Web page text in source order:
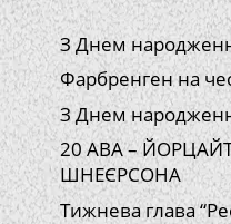
З Днем
Фарбренген на
З Днем
20 АВА – ЙОРЦАЙТ
ШНЕЄРСОНА
Тижнева глава